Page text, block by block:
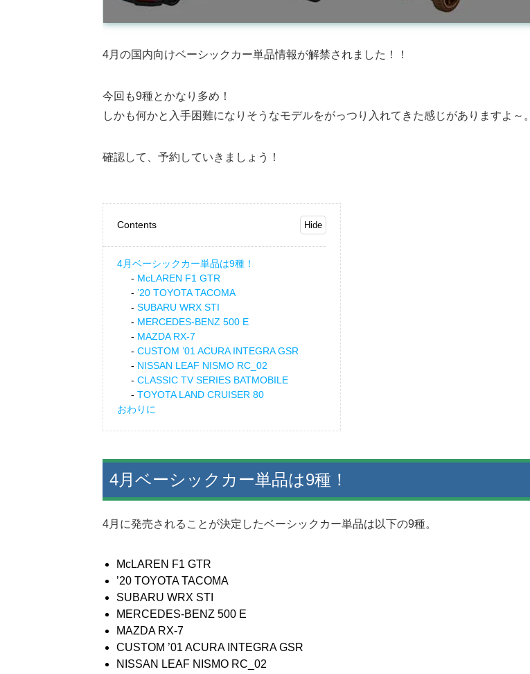
4月の国内向けベーシックカー単品情報が解禁されました！！
今回も9種とかなり多め！
しかも何かと入手困難になりそうなモデルをがっつり入れてきた感じがありますよ～。
確認して、予約していきましょう！
Contents
4月ベーシックカー単品は9種！
McLAREN F1 GTR
’20 TOYOTA TACOMA
SUBARU WRX STI
MERCEDES-BENZ 500 E
MAZDA RX-7
CUSTOM ’01 ACURA INTEGRA GSR
NISSAN LEAF NISMO RC_02
CLASSIC TV SERIES BATMOBILE
TOYOTA LAND CRUISER 80
おわりに
4月ベーシックカー単品は9種！
4月に発売されることが決定したベーシックカー単品は以下の9種。
McLAREN F1 GTR
’20 TOYOTA TACOMA
SUBARU WRX STI
MERCEDES-BENZ 500 E
MAZDA RX-7
CUSTOM ’01 ACURA INTEGRA GSR
NISSAN LEAF NISMO RC_02